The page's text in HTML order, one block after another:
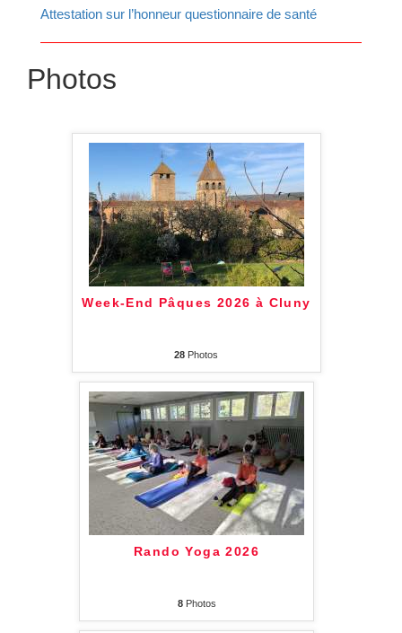
Attestation sur l’honneur questionnaire de santé
Photos
Week-End Pâques 2026 à Cluny
28 Photos
Rando Yoga 2026
8Photos